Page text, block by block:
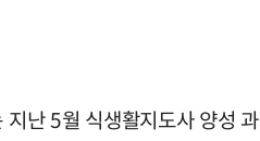
난 5월 식생활지도사 양성